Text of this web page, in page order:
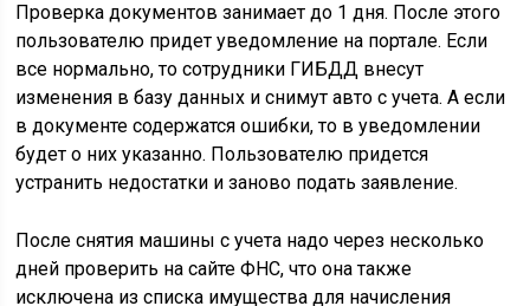
Проверка документов занимает до 1 дня. После этого
пользователю придет уведомление на портале. Если
все нормально, то сотрудники ГИБДД внесут
изменения в базу данных и снимут авто с учета. А если
в документе содержатся ошибки, то в уведомлении
будет о них указанно. Пользователю придется
устранить недостатки и заново подать заявление.
После снятия машины с учета надо через несколько
дней проверить на сайте ФНС, что она также
исключена из списка имущества для начисления